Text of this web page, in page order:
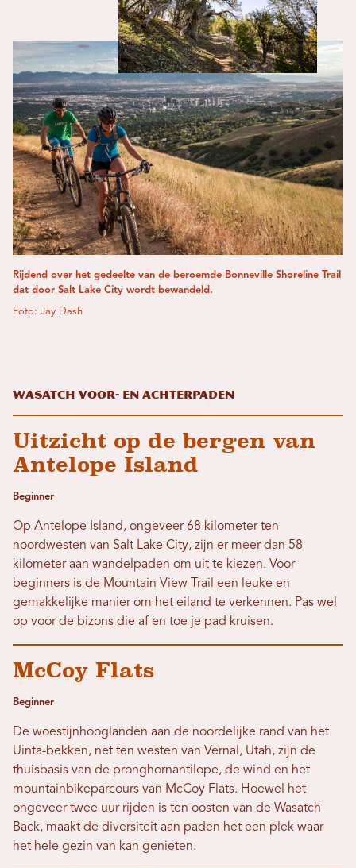
Rijdend over het gedeelte van de beroemde Bonneville Shoreline Trail
dat door Salt Lake City wordt bewandeld.
Foto: Jay Dash
Wasatch Voor- en achterpaden
Uitzicht op de bergen van
Antelope Island
Beginner
Op Antelope Island, ongeveer 68 kilometer ten
noordwesten van Salt Lake City, zijn er meer dan 58
kilometer aan wandelpaden om uit te kiezen. Voor
beginners is de Mountain View Trail een leuke en
gemakkelijke manier om het eiland te verkennen. Pas wel
op voor de bizons die af en toe je pad kruisen.
McCoy Flats
Beginner
De woestijnhooglanden aan de noordelijke rand van het
Uinta-bekken, net ten westen van Vernal, Utah, zijn de
thuisbasis van de pronghornantilope, de wind en het
mountainbikeparcours van McCoy Flats. Hoewel het
ongeveer twee uur rijden is ten oosten van de Wasatch
Back, maakt de diversiteit aan paden het een plek waar
het hele gezin van kan genieten.